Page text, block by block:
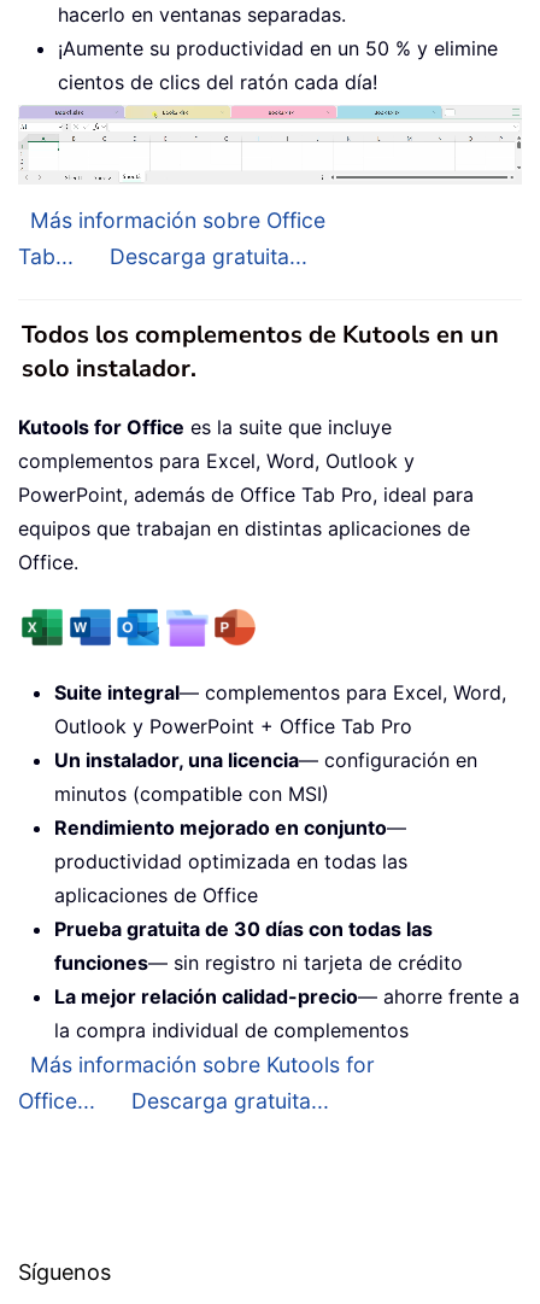
hacerlo en ventanas separadas.
¡Aumente su productividad en un 50 % y elimine
cientos de clics del ratón cada día!
Más información sobre Office
Tab...
Descarga gratuita...
Todos los complementos de Kutools en un
solo instalador.
Kutools for Office es la suite que incluye
complementos para Excel, Word, Outlook y
PowerPoint, además de Office Tab Pro, ideal para
equipos que trabajan en distintas aplicaciones de
Office.
Suite integral— complementos para Excel, Word,
Outlook y PowerPoint + Office Tab Pro
Un instalador, una licencia— configuración en
minutos (compatible con MSI)
Rendimiento mejorado en conjunto—
productividad optimizada en todas las
aplicaciones de Office
Prueba gratuita de 30 días con todas las
funciones— sin registro ni tarjeta de crédito
La mejor relación calidad-precio— ahorre frente a
la compra individual de complementos
Más información sobre Kutools for
Office...
Descarga gratuita...
Síguenos